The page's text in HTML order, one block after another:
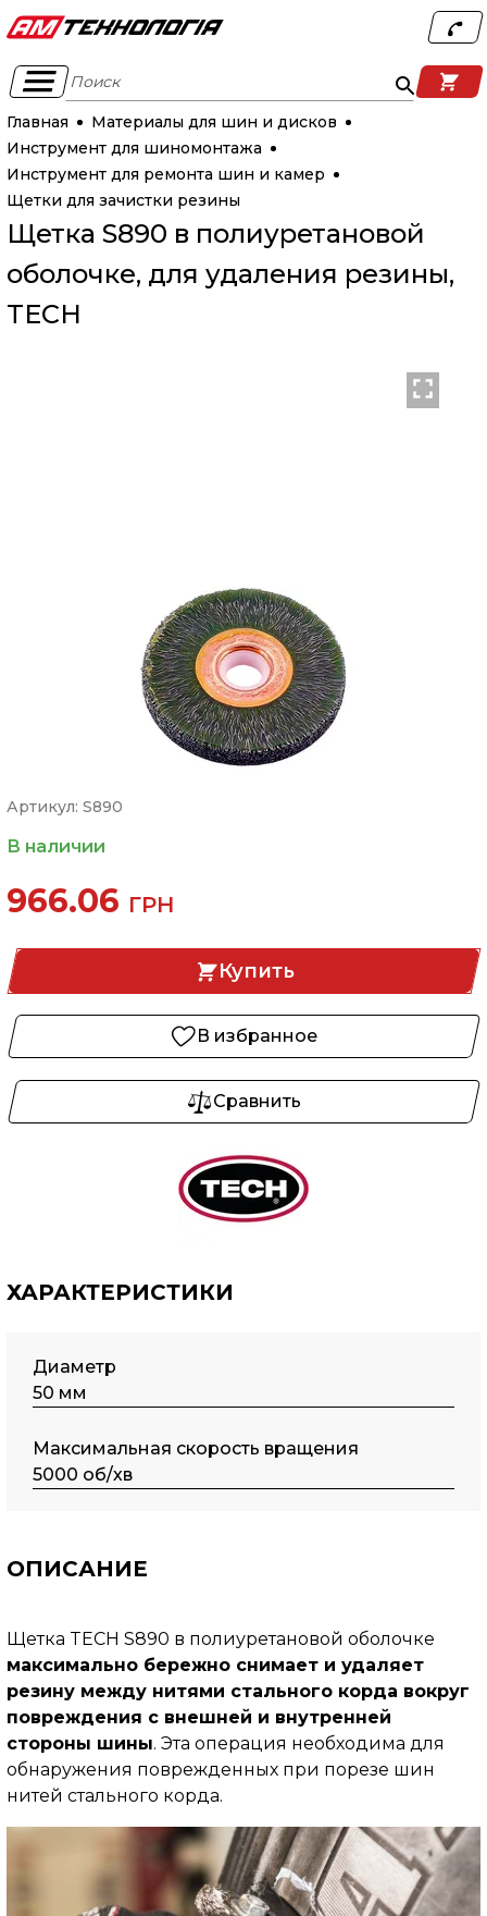
Поиск
Главная
Материалы для шин и дисков
Инструмент для шиномонтажа
Инструмент для ремонта шин и камер
Щетки для зачистки резины
Щетка S890 в полиуретановой
оболочке, для удаления резины,
TECH
Артикул: S890
В наличии
966.06 ГРН
Купить
В избранное
Сравнить
ХАРАКТЕРИСТИКИ
Диаметр
50 мм
Максимальная скорость вращения
5000 об/хв
ОПИСАНИЕ
Щетка TECH S890 в полиуретановой оболочке
максимально бережно снимает и удаляет
резину между нитями стального корда вокруг
повреждения с внешней и внутренней
стороны шины. Эта операция необходима для
обнаружения поврежденных при порезе шин
нитей стального корда.